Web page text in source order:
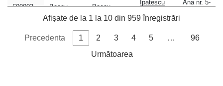
600002 Bacau Bacau
Ipatescu
Ana nr. 5-
Afișate de la 1 la 10 din 959 înregistrări
Precedenta 1 2 3 4 5 …
96
Următoarea